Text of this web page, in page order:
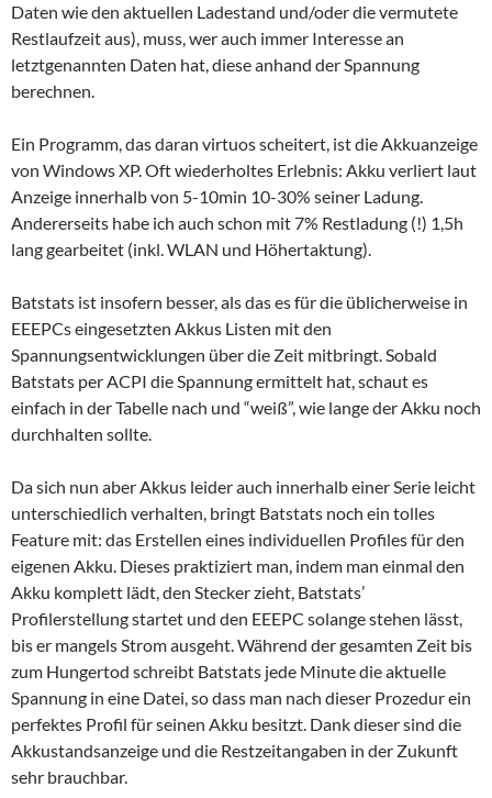
Daten wie den aktuellen Ladestand und/oder die vermutete
Restlaufzeit aus), muss, wer auch immer Interesse an
letztgenannten Daten hat, diese anhand der Spannung
berechnen.
Ein Programm, das daran virtuos scheitert, ist die Akkuanzeige
von Windows XP. Oft wiederholtes Erlebnis: Akku verliert laut
Anzeige innerhalb von 5-10min 10-30% seiner Ladung.
Andererseits habe ich auch schon mit 7% Restladung (!) 1,5h
lang gearbeitet (inkl. WLAN und Höhertaktung).
Batstats ist insofern besser, als das es für die üblicherweise in
EEEPCs eingesetzten Akkus Listen mit den
Spannungsentwicklungen über die Zeit mitbringt. Sobald
Batstats per ACPI die Spannung ermittelt hat, schaut es
einfach in der Tabelle nach und “weiß”, wie lange der Akku noch
durchhalten sollte.
Da sich nun aber Akkus leider auch innerhalb einer Serie leicht
unterschiedlich verhalten, bringt Batstats noch ein tolles
Feature mit: das Erstellen eines individuellen Profiles für den
eigenen Akku. Dieses praktiziert man, indem man einmal den
Akku komplett lädt, den Stecker zieht, Batstats’
Profilerstellung startet und den EEEPC solange stehen lässt,
bis er mangels Strom ausgeht. Während der gesamten Zeit bis
zum Hungertod schreibt Batstats jede Minute die aktuelle
Spannung in eine Datei, so dass man nach dieser Prozedur ein
perfektes Profil für seinen Akku besitzt. Dank dieser sind die
Akkustandsanzeige und die Restzeitangaben in der Zukunft
sehr brauchbar.